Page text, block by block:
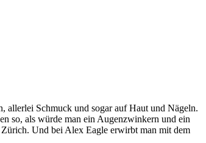
allerlei Schmuck und sogar auf Haut und Nägeln.
so, als würde man ein Augenzwinkern und ein
Und bei Alex Eagle erwirbt man mit dem